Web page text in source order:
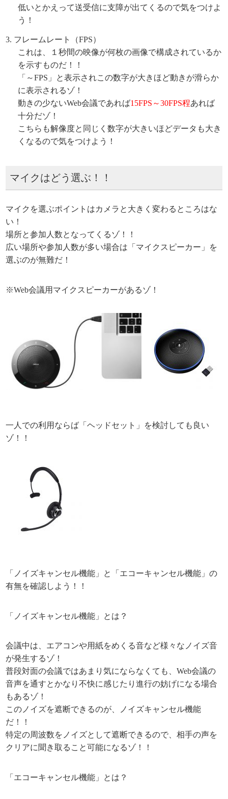
低いとかえって送受信に支障が出てくるので気をつけよ
う！
フレームレート（FPS）
これは、１秒間の映像が何枚の画像で構成されているか
を示すものだ！！
「～FPS」と表示されこの数字が大きほど動きが滑らか
に表示されるゾ！
動きの少ないWeb会議であれば15FPS～30FPS程あれば
十分だゾ！
こちらも解像度と同じく数字が大きいほどデータも大き
くなるので気をつけよう！
マイクはどう選ぶ！！
マイクを選ぶポイントはカメラと大きく変わるところはな
い！
場所と参加人数となってくるゾ！！
広い場所や参加人数が多い場合は「マイクスピーカー」を
選ぶのが無難だ！
※Web会議用マイクスピーカーがあるゾ！
一人での利用ならば「ヘッドセット」を検討しても良い
ゾ！！
「ノイズキャンセル機能」と「エコーキャンセル機能」の
有無を確認しよう！！
「ノイズキャンセル機能」とは？
会議中は、エアコンや用紙をめくる音など様々なノイズ音
が発生するゾ！
普段対面の会議ではあまり気にならなくても、Web会議の
音声を通すとかなり不快に感じたり進行の妨げになる場合
もあるゾ！
このノイズを遮断できるのが、ノイズキャンセル機能
だ！！
特定の周波数をノイズとして遮断できるので、相手の声を
クリアに聞き取ること可能になるゾ！！
「エコーキャンセル機能」とは？